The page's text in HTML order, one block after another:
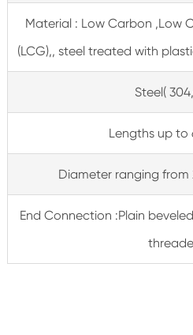
Material : Low Carbon ,Low
(LCG),, steel treated with
Steel(
Lengths up to
Diameter ranging
End Connection :Plain